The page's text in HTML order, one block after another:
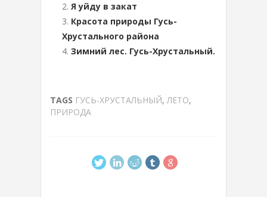
Я уйду в закат
Красота природы Гусь-
Хрустального района
Зимний лес. Гусь-Хрустальный.
TAGS ГУСЬ-ХРУСТАЛЬНЫЙ,ЛЕТО,
ПРИРОДА